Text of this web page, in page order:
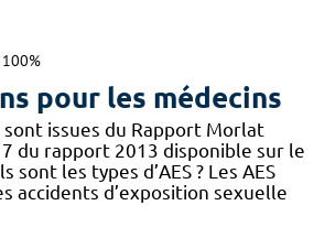
100%
pour les médecins
issues du Rapport Morlat
du rapport 2013 disponible sur le
sont les types d’AES ? Les AES
accidents d’exposition sexuelle